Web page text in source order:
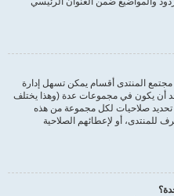
المنتدى أقسام يمكن تسهل إدارة
أن يكون في مجموعات عدة (وهذا يختلف
تحديد صلاحيات لكل مجموعة من هذه
للمنتدى، أو لإعطائهم الصلاحية